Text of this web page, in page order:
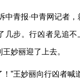
中青报·中青网记者
几步。行凶者见追
妙丽迎了上去。
”王妙丽向行凶者